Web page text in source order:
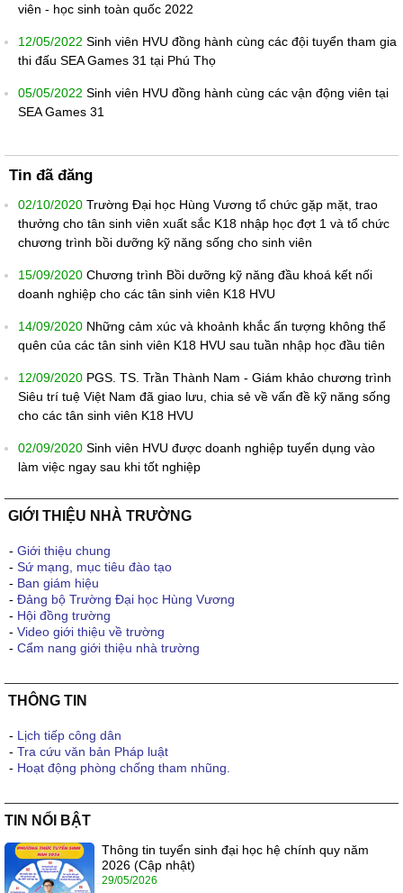
viên - học sinh toàn quốc 2022
12/05/2022 Sinh viên HVU đồng hành cùng các đội tuyển tham gia
thi đấu SEA Games 31 tại Phú Thọ
05/05/2022 Sinh viên HVU đồng hành cùng các vận động viên tại
SEA Games 31
Tin đã đăng
02/10/2020 Trường Đại học Hùng Vương tổ chức gặp mặt, trao
thưởng cho tân sinh viên xuất sắc K18 nhập học đợt 1 và tổ chức
chương trình bồi dưỡng kỹ năng sống cho sinh viên
15/09/2020 Chương trình Bồi dưỡng kỹ năng đầu khoá kết nối
doanh nghiệp cho các tân sinh viên K18 HVU
14/09/2020 Những cảm xúc và khoảnh khắc ấn tượng không thể
quên của các tân sinh viên K18 HVU sau tuần nhập học đầu tiên
12/09/2020 PGS. TS. Trần Thành Nam - Giám khảo chương trình
Siêu trí tuệ Việt Nam đã giao lưu, chia sẻ về vấn đề kỹ năng sống
cho các tân sinh viên K18 HVU
02/09/2020 Sinh viên HVU được doanh nghiệp tuyển dụng vào
làm việc ngay sau khi tốt nghiệp
GIỚI THIỆU NHÀ TRƯỜNG
- Giới thiệu chung
- Sứ mạng, mục tiêu đào tạo
- Ban giám hiệu
- Đảng bộ Trường Đại học Hùng Vương
- Hội đồng trường
- Video giới thiệu về trường
- Cẩm nang giới thiệu nhà trường
THÔNG TIN
- Lịch tiếp công dân
- Tra cứu văn bản Pháp luật
- Hoạt động phòng chống tham nhũng.
TIN NỔI BẬT
Thông tin tuyển sinh đại học hệ chính quy năm
2026 (Cập nhật)
29/05/2026